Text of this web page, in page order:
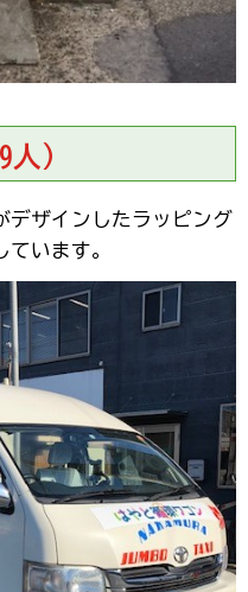
人）
デザインしたラッピング
います。